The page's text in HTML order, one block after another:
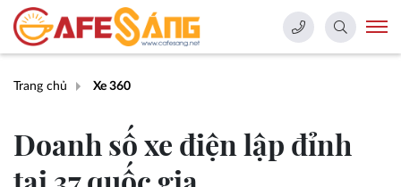
Trang chủ Xe 360
Doanh số xe điện lập đỉnh